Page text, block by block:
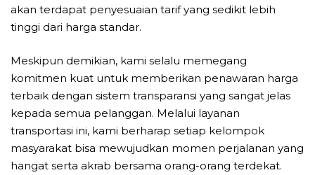
akan terdapat penyesuaian tarif yang sedikit lebih
tinggi dari harga standar.
Meskipun demikian, kami selalu memegang
komitmen kuat untuk memberikan penawaran harga
terbaik dengan sistem transparansi yang sangat jelas
kepada semua pelanggan. Melalui layanan
transportasi ini, kami berharap setiap kelompok
masyarakat bisa mewujudkan momen perjalanan yang
hangat serta akrab bersama orang-orang terdekat.